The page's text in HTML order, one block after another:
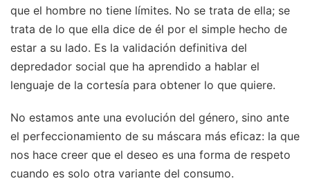
que el hombre no tiene límites. No se trata de ella; se
trata de lo que ella dice de él por el simple hecho de
estar a su lado. Es la validación definitiva del
depredador social que ha aprendido a hablar el
lenguaje de la cortesía para obtener lo que quiere.
No estamos ante una evolución del género, sino ante
el perfeccionamiento de su máscara más eficaz: la que
nos hace creer que el deseo es una forma de respeto
cuando es solo otra variante del consumo.